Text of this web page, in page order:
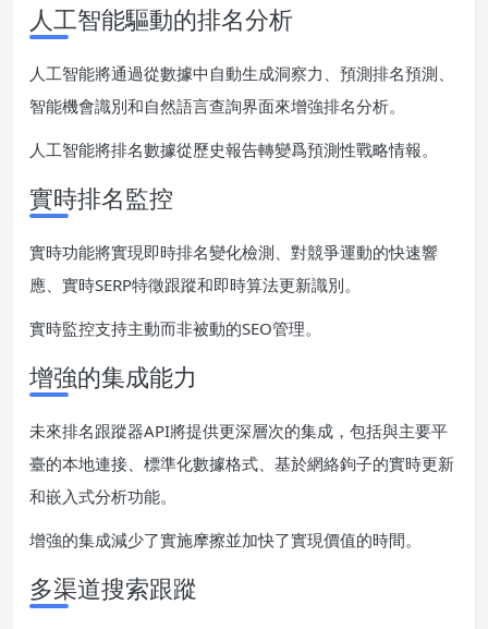
人工智能驅動的排名分析
人工智能將通過從數據中自動生成洞察力、預測排名預測、
智能機會識別和自然語言查詢界面來增強排名分析。
人工智能將排名數據從歷史報告轉變爲預測性戰略情報。
實時排名監控
實時功能將實現即時排名變化檢測、對競爭運動的快速響
應、實時SERP特徵跟蹤和即時算法更新識別。
實時監控支持主動而非被動的SEO管理。
增強的集成能力
未來排名跟蹤器API將提供更深層次的集成，包括與主要平
臺的本地連接、標準化數據格式、基於網絡鉤子的實時更新
和嵌入式分析功能。
增強的集成減少了實施摩擦並加快了實現價值的時間。
多渠道搜索跟蹤